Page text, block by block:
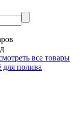
все товары
для полива